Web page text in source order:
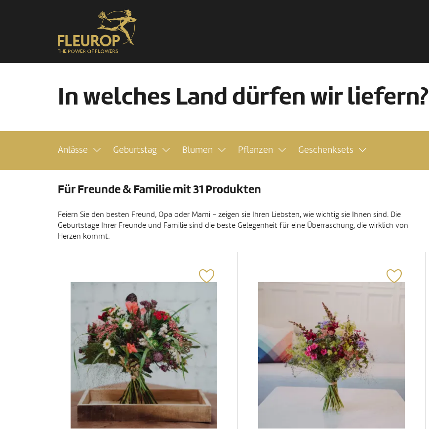
In welches Land dürfen wir liefern?
Anlässe Geburtstag Blumen Pflanzen Geschenksets
Für Freunde & Familie mit 31 Produkten
Feiern Sie den besten Freund, Opa oder Mami – zeigen sie Ihren Liebsten, wie wichtig sie Ihnen sind. Die
Geburtstage Ihrer Freunde und Familie sind die beste Gelegenheit für eine Überraschung, die wirklich von
Herzen kommt.